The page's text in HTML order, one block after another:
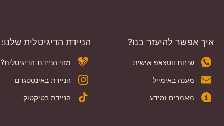
איך אפשר להיעזר בנו?
שיחת ווטצאפ אישית
מענה באימייל
מאמרים ומידע
הניידת הדיגיטלית שלנו:
מהי הניידת הדיגיטלית?
הניידת באינסטגרם
הניידת בטיקטוק